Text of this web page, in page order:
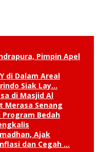
Pimpin Apel
di Dalam Areal
Siak Lay…
di Masjid Al
Merasa Senang
Bedah
Ajak
dan Cegah …